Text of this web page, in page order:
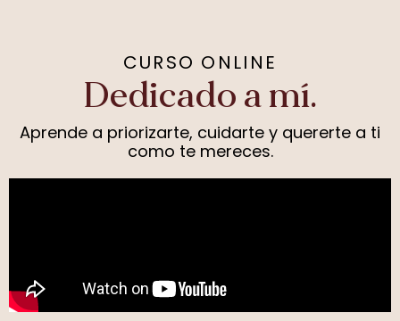
CURSO ONLINE
Dedicado a mí.
Aprende a priorizarte, cuidarte y quererte a ti
como te mereces.